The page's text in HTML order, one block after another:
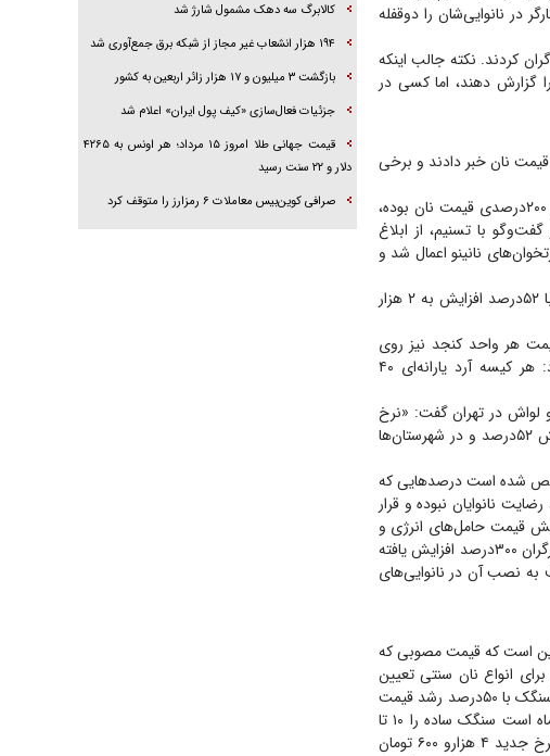
در نانوایی‌شان را دوقفله
از کارتخوان‌های شخصی خود نان را ۴ تا ۵‌هزار تومان گران کردند. نکته جالب اینکه
گزارش دهند، اما کسی در
نان خبر دادند و برخی
برخی اعضای اتحادیه نانوایان سنتی تهران عنوان می‌کنند که عدد مدنظر نانوایان افزایش ۲۰۰‌درصدی قیمت نان بوده،
گفت‌و‌گو با تسنیم، از ابلاغ
نانینو اعمال شد و
بر این اساس، قیمت نان بربری ساده با ۳۱‌درصد افزایش به ۴ هزارو ۶۰۰ تومان، تافتون با ۵۲‌درصد افزایش به ۲ هزار
۶۰۰ تومان افزایش یافت، قیمت هر واحد کنجد نیز روی
دستگاه‌های کارتخوان ۲‌هزار تومان اعمال می‌شود. وی درباره وضعیت قیمت آرد افزود: هر کیسه آرد یارانه‌ای ۴۰
و لواش در تهران گفت: «نرخ
جدید نان باید حداقل ۵۲‌درصد رشد می‌داشت، به‌گونه‌ای که در مراکز استان‌ها این افزایش ۵۲‌درصد و در شهرستان‌ها
شده است درصد‌هایی که
نانوایان نبوده و قرار
قیمت حامل‌های انرژی و
هزینه‌های روزمره این صنف، دستمزد کارگران نیز روند افزایشی داشته، ضمن اینکه بیمه کارگران ۳۰۰‌درصد افزایش یافته
به نصب آن در نانوایی‌های
این است که قیمت مصوبی که
انواع نان سنتی تعیین
کرده‌اند و از مردم پول می‌گیرند. به عنوان مثال در نرخ جدید که به قول اتحادیه نانوایان سنگک با ۵۰‌درصد رشد قیمت
مواجه شده، قیمت مصوب ۷‌هزارو ۶۰۰ تومان است، در حالی که تهرانی‌ها بیش از یک ماه است سنگک ساده را ۱۰ تا
۱۵‌هزار تومان و کنجدی را ۲۰ تا ۲۵ تومان خریداری می‌کنند. همچنین نان بربری نیز در نرخ جدید ۴ هزارو ۶۰۰ تومان
کالابرگ سه دهک مشمول شارژ شد
۱۹۴ هزار انشعاب غیر مجاز از شبکه برق جمع‌آوری شد
بازگشت ۳ میلیون و ۱۷ هزار زائر اربعین به کشور
جزئیات فعال‌سازی «کیف پول ایران» اعلام شد
قیمت جهانی طلا امروز ۱۵ مرداد؛ هر اونس به ۴۲۶۵
دلار و ۲۲ سنت رسید
صرافی کوین‌بیس معاملات ۶ رمزارز را متوقف کرد